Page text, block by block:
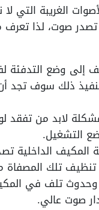
التي لا
صوت، لذا تعرف
وضع التدفئة
ذلك سوف تجد
لابد من تفقد
التشغيل.
الداخلية
تلك المصفاة
وحدوث تلف في
صوت عالي.